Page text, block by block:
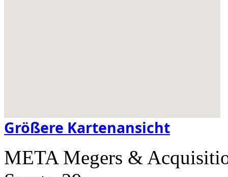
Größere Kartenansicht
META Megers &